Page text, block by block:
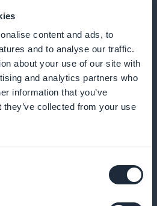
content and ads, to
and to analyse our traffic.
about your use of our site with
and analytics partners who
information that you’ve
collected from your use
interesser præcist,
af dit indhold og lytternes
til abonnementer
forbedrer adgangen til